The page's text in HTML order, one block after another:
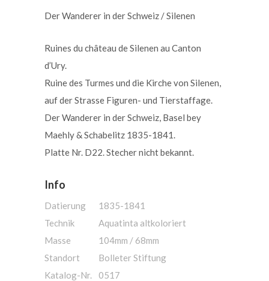
Der Wanderer in der Schweiz / Silenen
Ruines du château de Silenen au Canton
d’Ury.
Ruine des Turmes und die Kirche von Silenen,
auf der Strasse Figuren- und Tierstaffage.
Der Wanderer in der Schweiz, Basel bey
Maehly & Schabelitz 1835-1841.
Platte Nr. D22. Stecher nicht bekannt.
Info
Datierung
1835-1841
Technik
Aquatinta altkoloriert
Masse
104mm / 68mm
Standort
Bolleter Stiftung
Katalog-Nr.
0517